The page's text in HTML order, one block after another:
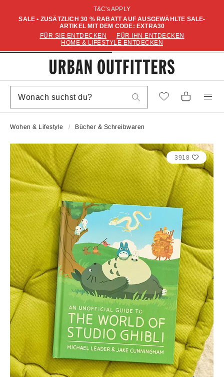
T&C's APPLY
SALE • ZUSÄTZLICH 30 % RABATT AUF AUSGEWÄHLTE SALE-
ARTIKEL MIT DEM CODE: EXTRA30
FÜR SIE ENTDECKEN
FÜR IHN ENTDECKEN
HOME & LIFESTYLE ENTDECKEN
Wohen & Lifestyle Bücher & Schreibwaren
3918